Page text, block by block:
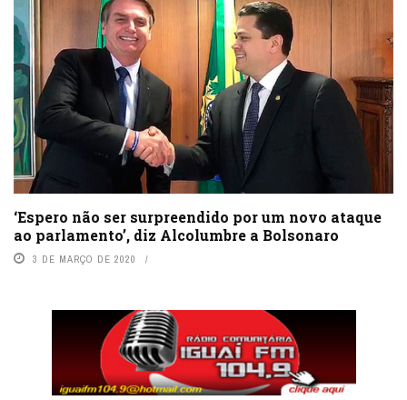
‘Espero não ser surpreendido por um novo ataque
ao parlamento’, diz Alcolumbre a Bolsonaro
3 DE MARÇO DE 2020